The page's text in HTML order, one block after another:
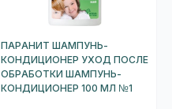
ПАРАНИТ ШАМПУНЬ-
КОНДИЦИОНЕР УХОД ПОСЛЕ
ОБРАБОТКИ ШАМПУНЬ-
КОНДИЦИОНЕР 100 МЛ №1